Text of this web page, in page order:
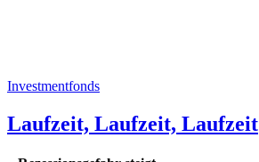
Investmentfonds
Laufzeit, Laufzeit, Laufzeit